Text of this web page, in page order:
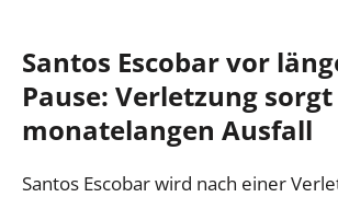
Santos Escobar vor
Pause: Verletzung
monatelangen Ausfall
Santos Escobar wird nach einer